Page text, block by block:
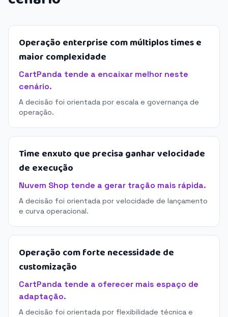
Operação enterprise com múltiplos times e
maior complexidade
CartPanda tende a encaixar melhor neste
cenário.
A decisão foi orientada por escala e governança de
operação.
Time enxuto que precisa ganhar velocidade
de execução
Nuvem Shop tende a gerar tração mais rápida.
A decisão foi orientada por velocidade de lançamento
e curva operacional.
Operação com forte necessidade de
customização
CartPanda tende a oferecer mais espaço de
adaptação.
A decisão foi orientada por flexibilidade técnica e